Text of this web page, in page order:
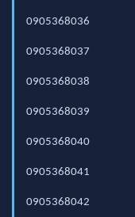
0905368036
0905368037
0905368038
0905368039
0905368040
0905368041
0905368042